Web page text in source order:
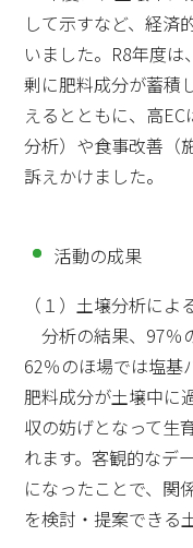
して示すなど、経済
いました。R8年度
剰に肥料成分が蓄積
えるとともに、高
分析）や食事改善（
訴えかけました。
活動の成果
（１）土壌分析によ
分析の結果、97％
62％のほ場では塩基
肥料成分が土壌中に
収の妨げとなって生
れます。客観的なデ
になったことで、関
を検討・提案できる